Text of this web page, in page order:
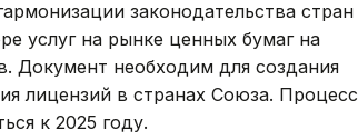
законодательства стран
услуг на рынке ценных бумаг на
Документ необходим для создания
лицензий в странах Союза. Процесс
к 2025 году.